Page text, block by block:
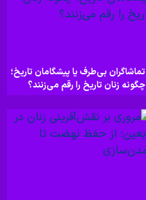
تماشاگران بی‌طرف یا پیشگامان تاریخ؛
چگونه زنان تاریخ را رقم می‌زنند؟